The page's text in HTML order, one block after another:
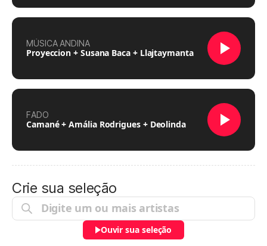
MÚSICA ANDINA
Proyeccion + Susana Baca + Llajtaymanta
FADO
Camané + Amália Rodrigues + Deolinda
Crie sua seleção
Ouvir sua seleção